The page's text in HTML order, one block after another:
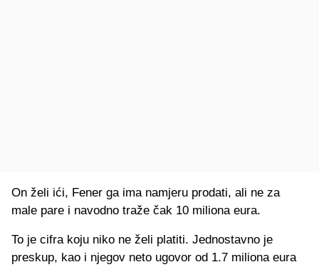
On želi ići, Fener ga ima namjeru prodati, ali ne za
male pare i navodno traže čak 10 miliona eura.
To je cifra koju niko ne želi platiti. Jednostavno je
preskup, kao i njegov neto ugovor od 1.7 miliona eura